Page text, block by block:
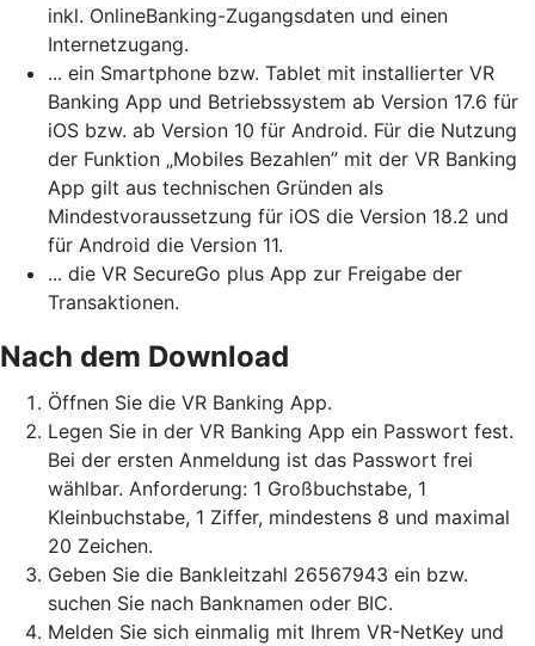
inkl. OnlineBanking-Zugangsdaten und einen
Internetzugang.
... ein Smartphone bzw. Tablet mit installierter VR
Banking App und Betriebssystem ab Version 17.6 für
iOS bzw. ab Version 10 für Android. Für die Nutzung
der Funktion „Mobiles Bezahlen” mit der VR Banking
App gilt aus technischen Gründen als
Mindestvoraussetzung für iOS die Version 18.2 und
für Android die Version 11.
... die VR SecureGo plus App zur Freigabe der
Transaktionen.
Nach dem Download
Öffnen Sie die VR Banking App.
Legen Sie in der VR Banking App ein Passwort fest.
Bei der ersten Anmeldung ist das Passwort frei
wählbar. Anforderung: 1 Großbuchstabe, 1
Kleinbuchstabe, 1 Ziffer, mindestens 8 und maximal
20 Zeichen.
Geben Sie die Bankleitzahl 26567943 ein bzw.
suchen Sie nach Banknamen oder BIC.
Melden Sie sich einmalig mit Ihrem VR-NetKey und